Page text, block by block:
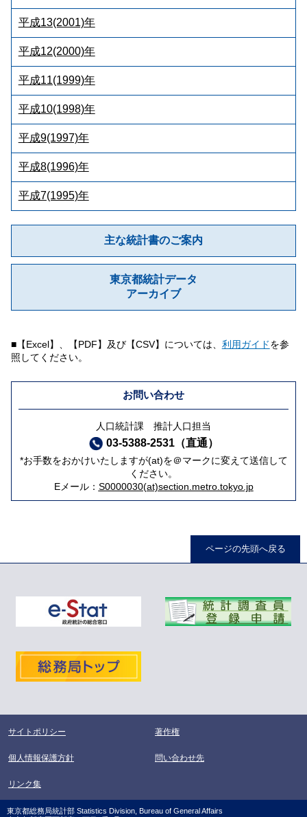
平成13(2001)年
平成12(2000)年
平成11(1999)年
平成10(1998)年
平成9(1997)年
平成8(1996)年
平成7(1995)年
主な統計書のご案内
東京都統計データ
アーカイブ
■【Excel】、【PDF】及び【CSV】については、 利用ガイドを参
照してください。
お問い合わせ
人口統計課 推計人口担当
03-5388-2531（直通）
*お手数をおかけいたしますが(at)を＠マークに変えて送信して
ください。
Eメール： S0000030(at)section.metro.tokyo.jp
ページの先頭へ戻る
サイトポリシー 著作権
個人情報保護方針 問い合わせ先
リンク集
東京都総務局統計部 Statistics Division, Bureau of General Affairs